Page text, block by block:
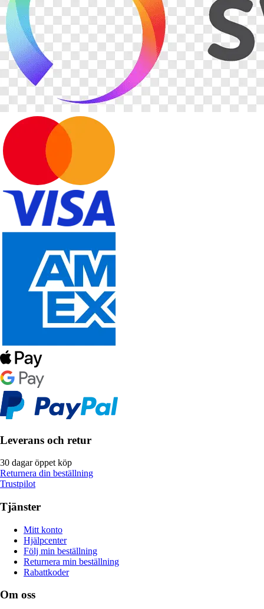
Leverans och retur
30 dagar öppet köp
Returnera din beställning
Trustpilot
Tjänster
Mitt konto
Hjälpcenter
Följ min beställning
Returnera min beställning
Rabattkoder
Om oss